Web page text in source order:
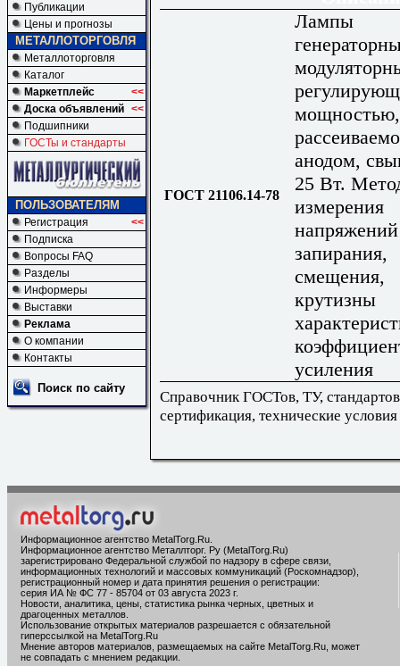
Публикации
Цены и прогнозы
МЕТАЛЛОТОРГОВЛЯ
Металлоторговля
Каталог
Маркетплейс
<<
Доска объявлений <<
Подшипники
ГОСТы и стандарты
ПОЛЬЗОВАТЕЛЯМ
Регистрация
<<
Подписка
Вопросы FAQ
Разделы
Информеры
Выставки
Реклама
О компании
Контакты
Поиск по сайту
ГОСТ 21106.14-78
Лампы
мощностью,
анодом,
25 Вт.
измерения
напряжений
запирания,
смещения,
крутизны
усиления
Справочник ГОСТов, ТУ,
сертификация, технические условия
Информационное агентство MetalTorg.Ru
Информационное агентство Металлторг. Ру (MetalTorg.Ru)
зарегистрировано Федеральной службой по надзору в сфере связи,
информационных технологий и массовых коммуникаций (Роскомнадзор),
регистрационный номер и дата принятия решения о регистрации:
серия ИА № ФС 77 - 85704 от 03 августа 2023 г.
Новости, аналитика, цены, статистика рынка черных, цветных и
драгоценных металлов.
Использование открытых материалов разрешается с обязательной
гиперссылкой на MetalTorg.Ru
Мнение авторов материалов, размещаемых на сайте MetalTorg.Ru, может
не совпадать с мнением редакции.